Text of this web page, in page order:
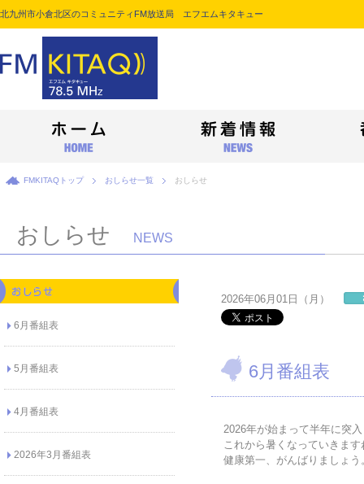
北九州市小倉北区のコミュニティFM放送局 エフエムキタキュー
FMKITAQトップ おしらせ一覧 おしらせ
おしらせ NEWS
6月番組表
5月番組表
4月番組表
2026年3月番組表
2026年06月01日（月）
6月番組表
2026年が始まって半年に突
これから暑くなっていきます
健康第一、がんばりましょう